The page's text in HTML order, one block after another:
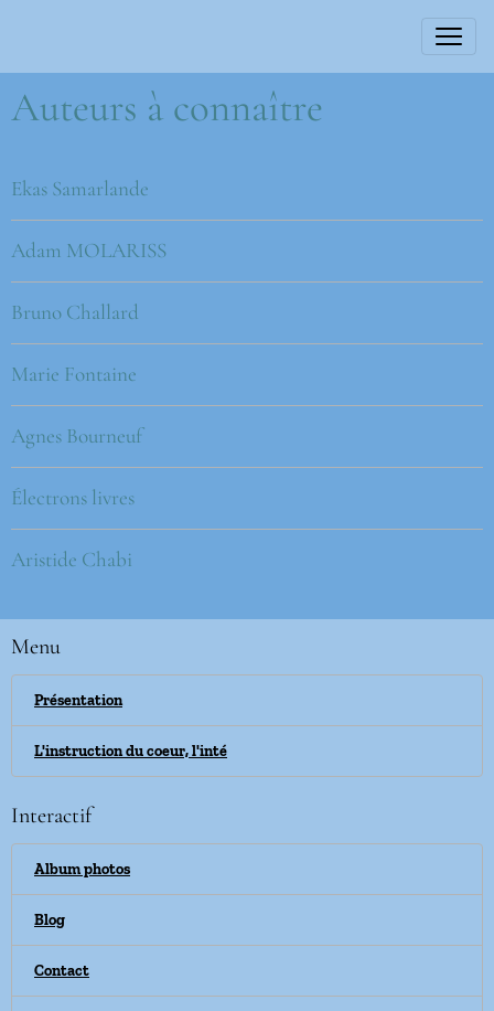
Auteurs à connaître
Ekas Samarlande
Adam MOLARISS
Bruno Challard
Marie Fontaine
Agnes Bourneuf
Électrons livres
Aristide Chabi
Menu
Présentation
L'instruction du coeur, l'inté
Interactif
Album photos
Blog
Contact